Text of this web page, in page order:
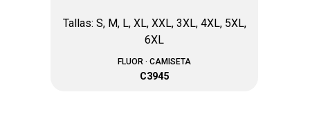
Tallas: S, M, L, XL, XXL, 3XL, 4XL, 5XL,
6XL
FLUOR · CAMISETA
C3945